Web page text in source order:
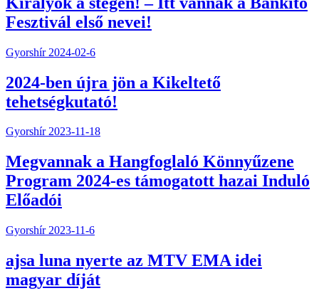
Fesztivál első nevei!
Gyorshír 2024-02-6
2024-ben újra jön a Kikeltető
tehetségkutató!
Gyorshír 2023-11-18
Megvannak a Hangfoglaló Könnyűzene
Program 2024-es támogatott hazai Induló
Előadói
Gyorshír 2023-11-6
ajsa luna nyerte az MTV EMA idei
magyar díját